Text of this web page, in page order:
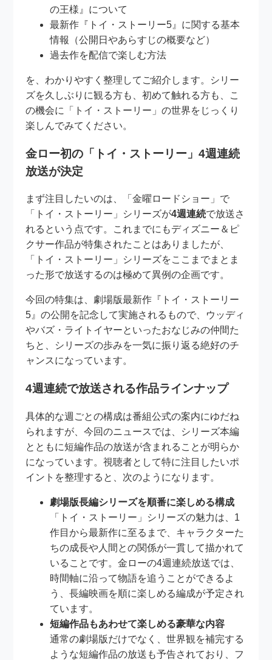
の王様』について
最新作『トイ・ストーリー5』に関する基本
情報（公開日やあらすじの概要など）
過去作を配信で楽しむ方法
を、わかりやすく整理してご紹介します。シリー
ズを久しぶりに観る方も、初めて触れる方も、こ
の機会に「トイ・ストーリー」の世界をじっくり
楽しんでみてください。
金ロー初の「トイ・ストーリー」4週連続
放送が決定
まず注目したいのは、「金曜ロードショー」で
「トイ・ストーリー」シリーズが4週連続で放送さ
れるという点です。これまでにもディズニー＆ピ
クサー作品が特集されたことはありましたが、
「トイ・ストーリー」シリーズをここまでまとま
った形で放送するのは極めて異例の企画です。
今回の特集は、劇場版最新作『トイ・ストーリー
5』の公開を記念して実施されるもので、ウッディ
やバズ・ライトイヤーといったおなじみの仲間た
ちと、シリーズの歩みを一気に振り返る絶好のチ
ャンスになっています。
4週連続で放送される作品ラインナップ
具体的な週ごとの構成は番組公式の案内にゆだね
られますが、今回のニュースでは、シリーズ本編
とともに短編作品の放送が含まれることが明らか
になっています。視聴者として特に注目したいポ
イントを整理すると、次のようになります。
劇場版長編シリーズを順番に楽しめる構成
「トイ・ストーリー」シリーズの魅力は、1
作目から最新作に至るまで、キャラクターた
ちの成長や人間との関係が一貫して描かれて
いることです。金ローの4週連続放送では、
時間軸に沿って物語を追うことができるよ
う、長編映画を順に楽しめる編成が予定され
ています。
短編作品もあわせて楽しめる豪華な内容
通常の劇場版だけでなく、世界観を補完する
ような短編作品の放送も予告されており、フ